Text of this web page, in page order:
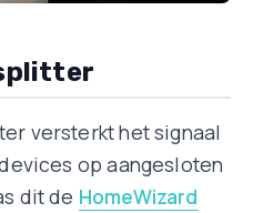
versterkt het signaal
op aangesloten
dit de HomeWizard